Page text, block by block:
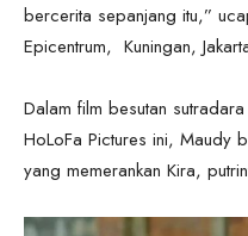
bercerita sepanjang itu,”
Epicentrum, Kuningan,
Dalam film besutan
HoLoFa Pictures ini, Maudy
yang memerankan Kira,